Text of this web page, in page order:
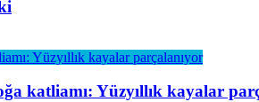
katliamı: Yüzyıllık kayalar